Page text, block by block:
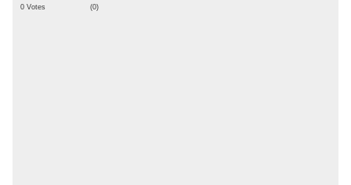
0 Votes (0)